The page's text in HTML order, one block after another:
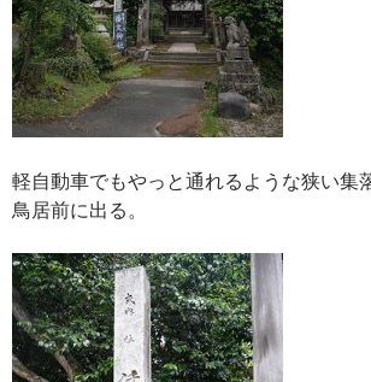
軽自動車でもやっと通れるような狭い集
鳥居前に出る。